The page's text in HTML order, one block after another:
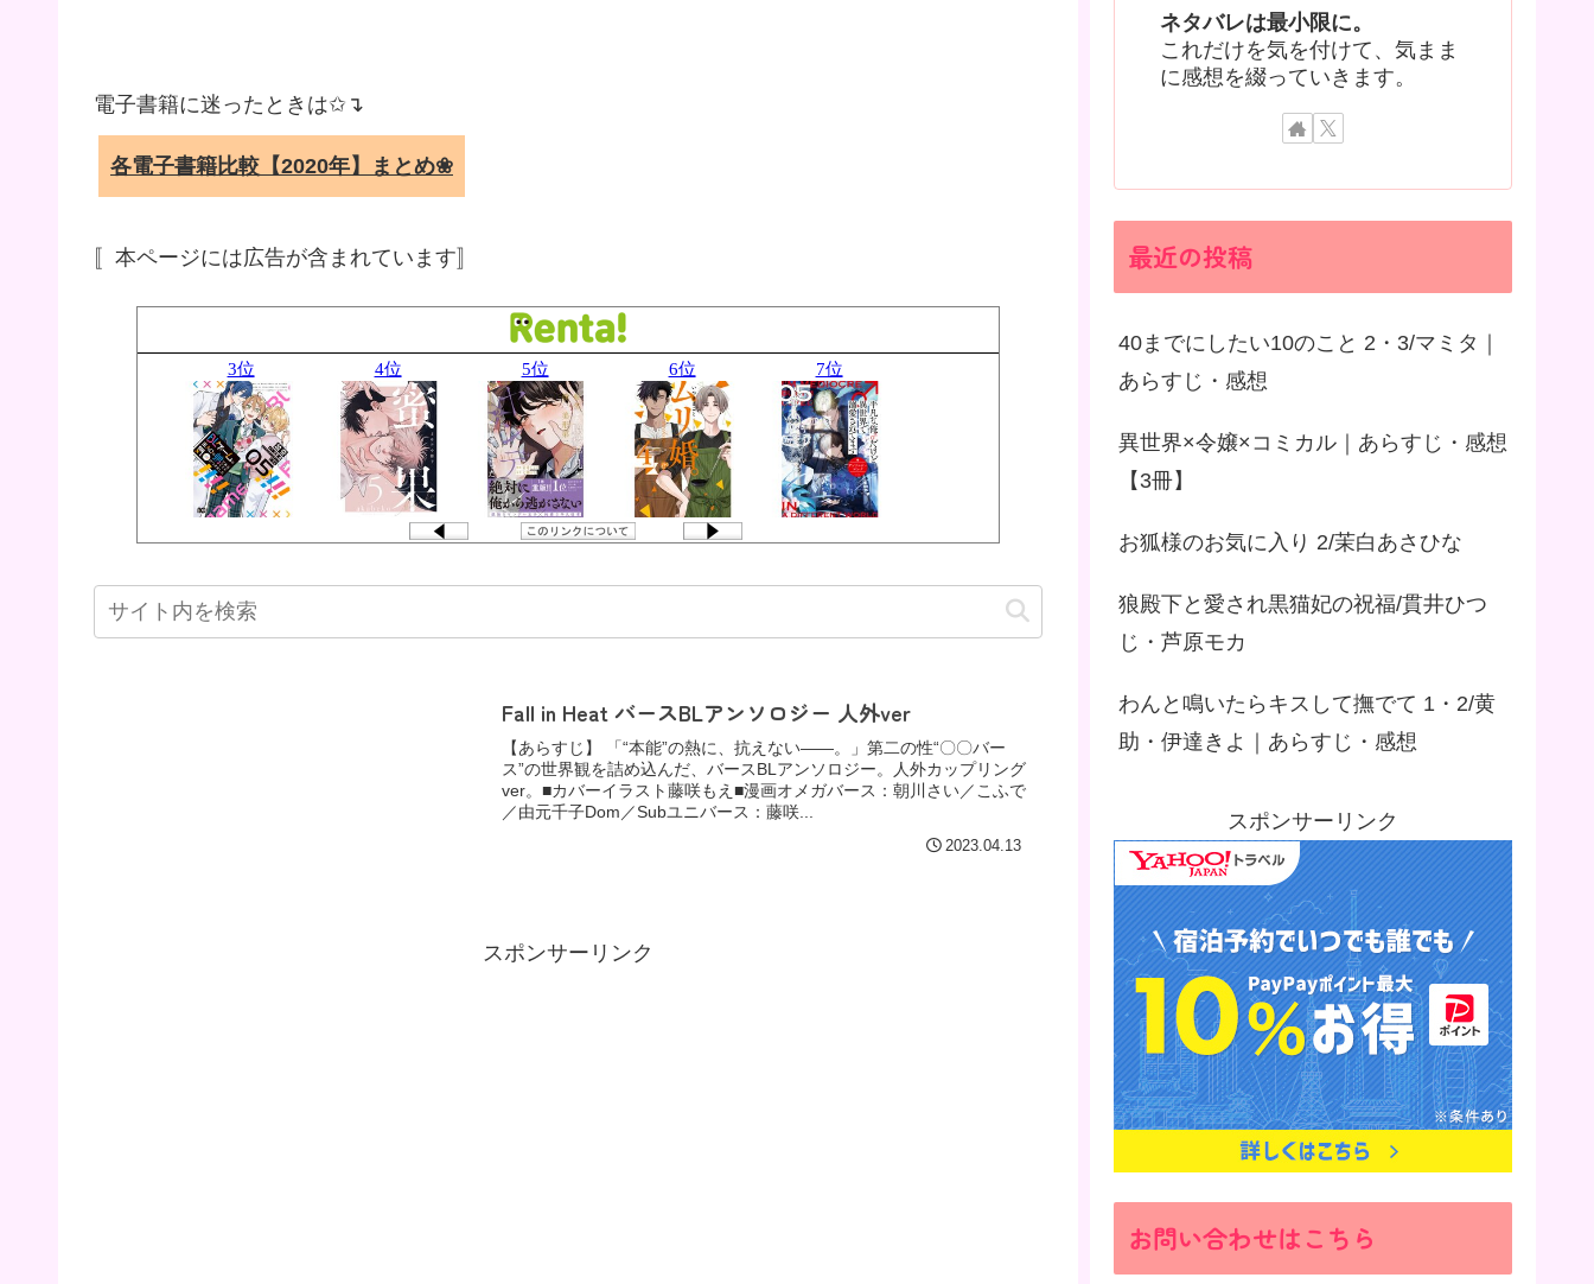
電子書籍に迷ったときは✩↴
各電子書籍比較【2020年】まとめ❀
〚本ページには広告が含まれています〛
Fall in Heat バースBLアンソロジー 人外ver
【あらすじ】 「“本能”の熱に、抗えない――。」第二の性“〇〇バー
ス”の世界観を詰め込んだ、バースBLアンソロジー。人外カップリング
ver。■カバーイラスト藤咲もえ■漫画オメガバース：朝川さい／こふで
／由元千子Dom／Subユニバース：藤咲...
2023.04.13
スポンサーリンク
ネタバレは最小限に。
これだけを気を付けて、気まま
に感想を綴っていきます。
最近の投稿
40までにしたい10のこと 2・3/マミタ｜
あらすじ・感想
異世界×令嬢×コミカル｜あらすじ・感想
【3冊】
お狐様のお気に入り 2/茉白あさひな
狼殿下と愛され黒猫妃の祝福/貫井ひつ
じ・芦原モカ
わんと鳴いたらキスして撫でて 1・2/黄
助・伊達きよ｜あらすじ・感想
スポンサーリンク
お問い合わせはこちら